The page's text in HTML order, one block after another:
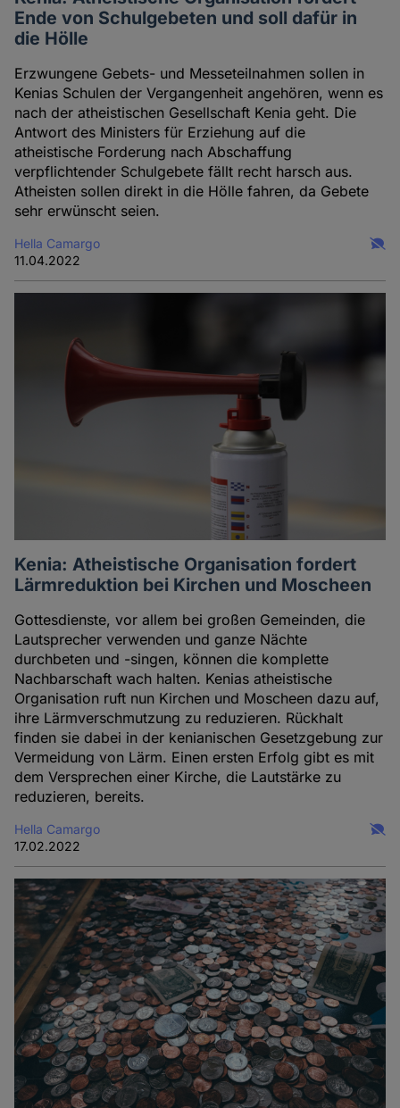
Ende von Schulgebeten und soll dafür in
die Hölle
Erzwungene Gebets- und Messeteilnahmen sollen in
Kenias Schulen der Vergangenheit angehören, wenn es
nach der atheistischen Gesellschaft Kenia geht. Die
Antwort des Ministers für Erziehung auf die
atheistische Forderung nach Abschaffung
verpflichtender Schulgebete fällt recht harsch aus.
Atheisten sollen direkt in die Hölle fahren, da Gebete
sehr erwünscht seien.
Hella Camargo
11.04.2022
Kenia: Atheistische Organisation fordert
Lärmreduktion bei Kirchen und Moscheen
Gottesdienste, vor allem bei großen Gemeinden, die
Lautsprecher verwenden und ganze Nächte
durchbeten und -singen, können die komplette
Nachbarschaft wach halten. Kenias atheistische
Organisation ruft nun Kirchen und Moscheen dazu auf,
ihre Lärmverschmutzung zu reduzieren. Rückhalt
finden sie dabei in der kenianischen Gesetzgebung zur
Vermeidung von Lärm. Einen ersten Erfolg gibt es mit
dem Versprechen einer Kirche, die Lautstärke zu
reduzieren, bereits.
Hella Camargo
17.02.2022